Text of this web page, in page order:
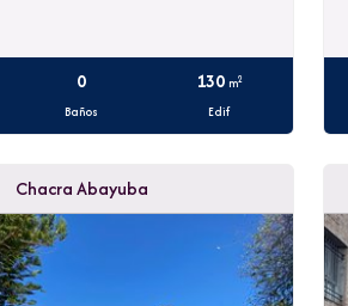
0
Baños
130 m2
Edif
Chacra Abayuba